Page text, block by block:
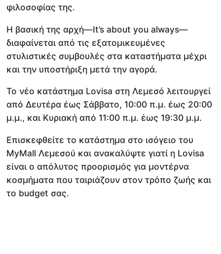
φιλοσοφίας της.
Η βασική της αρχή—It’s about you always—
διαφαίνεται από τις εξατομικευμένες
στυλιστικές συμβουλές στα καταστήματα μέχρι
και την υποστήριξη μετά την αγορά.
Το νέο κατάστημα Lovisa στη Λεμεσό λειτουργεί
από Δευτέρα έως Σάββατο, 10:00 π.μ. έως 20:00
μ.μ., και Κυριακή από 11:00 π.μ. έως 19:30 μ.μ.
Επισκεφθείτε το κατάστημα στο ισόγειο του
MyMall Λεμεσού και ανακαλύψτε γιατί η Lovisa
είναι ο απόλυτος προορισμός για μοντέρνα
κοσμήματα που ταιριάζουν στον τρόπο ζωής και
το budget σας.